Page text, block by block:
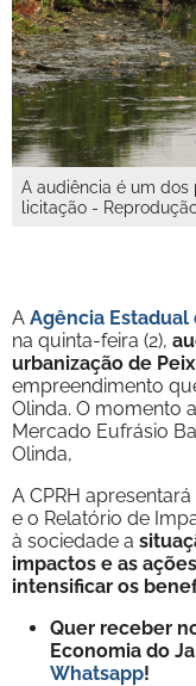
A audiência é um
licitação -
A Agência Estadual
na quinta-feira (2),
urbanização de
empreendimento
Olinda. O momento
Mercado Eufrásio
Olinda,
A CPRH
e o Relatório de
à sociedade a
impactos e as
intensificar os
Quer receber
Economia do
Whatsapp!